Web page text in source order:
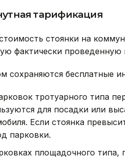
тарификация
стоянки на
фактически проведенную
сохраняются бесплатные
тротуарного типа
для посадки или
Если стоянка
парковки.
площадочного